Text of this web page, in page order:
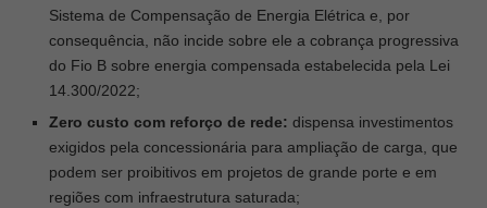
Sistema de Compensação de Energia Elétrica e, por
consequência, não incide sobre ele a cobrança progressiva
do Fio B sobre energia compensada estabelecida pela Lei
14.300/2022;
Zero custo com reforço de rede: dispensa investimentos
exigidos pela concessionária para ampliação de carga, que
podem ser proibitivos em projetos de grande porte e em
regiões com infraestrutura saturada;